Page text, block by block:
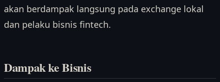
akan berdampak langsung pada exchange lokal
dan pelaku bisnis fintech.
Dampak ke Bisnis